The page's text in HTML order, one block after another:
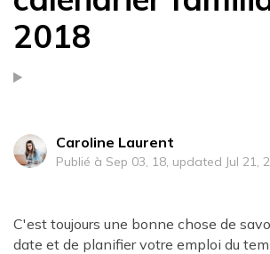
2018
Caroline Laurent
Publié à Sep 03, 18, updated Jul 21,
C'est toujours une bonne chose de
date et de planifier votre emploi du